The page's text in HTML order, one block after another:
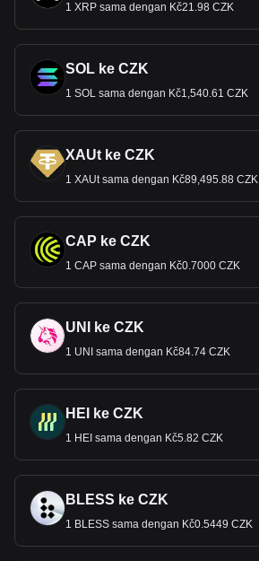
1 XRP sama dengan Kč21.98 CZK
SOL ke CZK
1 SOL sama dengan Kč1,540.61 CZK
XAUt ke CZK
1 XAUt sama dengan Kč89,495.88 CZK
CAP ke CZK
1 CAP sama dengan Kč0.7000 CZK
UNI ke CZK
1 UNI sama dengan Kč84.74 CZK
HEI ke CZK
1 HEI sama dengan Kč5.82 CZK
BLESS ke CZK
1 BLESS sama dengan Kč0.5449 CZK